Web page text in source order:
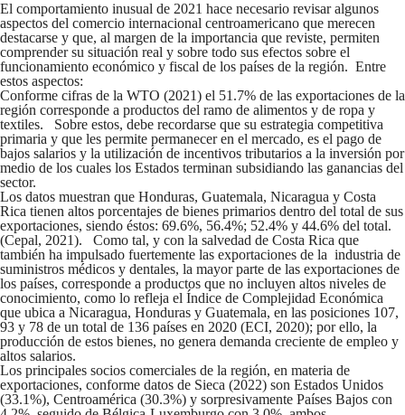
El comportamiento inusual de 2021 hace necesario revisar algunos
aspectos del comercio internacional centroamericano que merecen
destacarse y que, al margen de la importancia que reviste, permiten
comprender su situación real y sobre todo sus efectos sobre el
funcionamiento económico y fiscal de los países de la región. Entre
estos aspectos:
Conforme cifras de la WTO (2021) el 51.7% de las exportaciones de la
región corresponde a productos del ramo de alimentos y de ropa y
textiles. Sobre estos, debe recordarse que su estrategia competitiva
primaria y que les permite permanecer en el mercado, es el pago de
bajos salarios y la utilización de incentivos tributarios a la inversión por
medio de los cuales los Estados terminan subsidiando las ganancias del
sector.
Los datos muestran que Honduras, Guatemala, Nicaragua y Costa
Rica tienen altos porcentajes de bienes primarios dentro del total de sus
exportaciones, siendo éstos: 69.6%, 56.4%; 52.4% y 44.6% del total.
(Cepal, 2021). Como tal, y con la salvedad de Costa Rica que
también ha impulsado fuertemente las exportaciones de la industria de
suministros médicos y dentales, la mayor parte de las exportaciones de
los países, corresponde a productos que no incluyen altos niveles de
conocimiento, como lo refleja el Índice de Complejidad Económica
que ubica a Nicaragua, Honduras y Guatemala, en las posiciones 107,
93 y 78 de un total de 136 países en 2020 (ECI, 2020); por ello, la
producción de estos bienes, no genera demanda creciente de empleo y
altos salarios.
Los principales socios comerciales de la región, en materia de
exportaciones, conforme datos de Sieca (2022) son Estados Unidos
(33.1%), Centroamérica (30.3%) y sorpresivamente Países Bajos con